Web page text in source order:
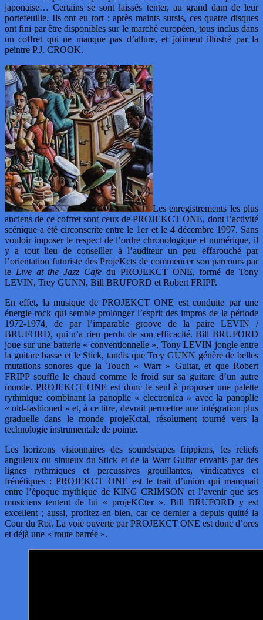
japonaise… Certains se sont laissés tenter, au grand dam de leur
portefeuille. Ils ont eu tort : après maints sursis, ces quatre disques
ont fini par être disponibles sur le marché européen, tous inclus dans
un coffret qui ne manque pas d’allure, et joliment illustré par la
peintre P.J. CROOK.
Les enregistrements les plus
anciens de ce coffret sont ceux de PROJEKCT ONE, dont l’activité
scénique a été circonscrite entre le 1er et le 4 décembre 1997. Sans
vouloir imposer le respect de l’ordre chronologique et numérique, il
y a tout lieu de conseiller à l’auditeur un peu effarouché par
l’orientation futuriste des ProjeKcts de commencer son parcours par
le Live at the Jazz Cafe du PROJEKCT ONE, formé de Tony
LEVIN, Trey GUNN, Bill BRUFORD et Robert FRIPP.
En effet, la musique de PROJEKCT ONE est conduite par une
énergie rock qui semble prolonger l’esprit des impros de la période
1972-1974, de par l’imparable groove de la paire LEVIN /
BRUFORD, qui n’a rien perdu de son efficacité. Bill BRUFORD
joue sur une batterie « conventionnelle », Tony LEVIN jongle entre
la guitare basse et le Stick, tandis que Trey GUNN génère de belles
mutations sonores que la Touch « Warr » Guitar, et que Robert
FRIPP souffle le chaud comme le froid sur sa guitare d’un autre
monde. PROJEKCT ONE est donc le seul à proposer une palette
rythmique combinant la panoplie « electronica » avec la panoplie
« old-fashioned » et, à ce titre, devrait permettre une intégration plus
graduelle dans le monde projeKctal, résolument tourné vers la
technologie instrumentale de pointe.
Les horizons visionnaires des soundscapes frippiens, les reliefs
anguleux ou sinueux du Stick et de la Warr Guitar envahis par des
lignes rythmiques et percussives grouillantes, vindicatives et
frénétiques : PROJEKCT ONE est le trait d’union qui manquait
entre l’époque mythique de KING CRIMSON et l’avenir que ses
musiciens tentent de lui « projeKCter ». Bill BRUFORD y est
excellent ; aussi, profitez-en bien, car ce dernier a depuis quitté la
Cour du Roi. La voie ouverte par PROJEKCT ONE est donc d’ores
et déjà une « route barrée ».